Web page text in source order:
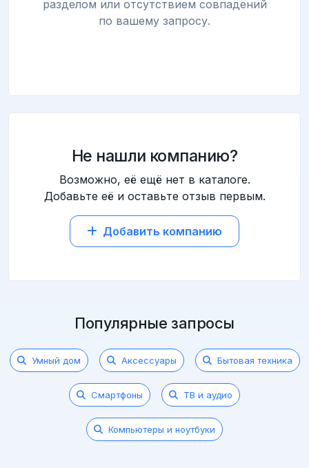
разделом или отсутствием совпадений
по вашему запросу.
Не нашли компанию?
Возможно, её ещё нет в каталоге.
Добавьте её и оставьте отзыв первым.
Добавить компанию
Популярные запросы
Умный дом Аксессуары Бытовая техника
Смартфоны ТВ и аудио
Компьютеры и ноутбуки